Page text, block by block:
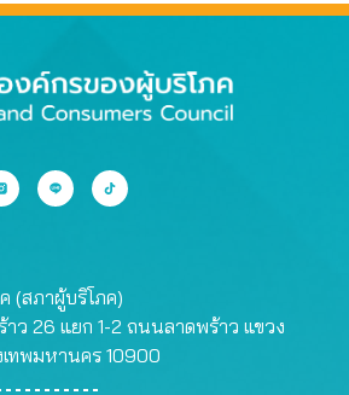
(สภาผู้บริโภค)
าว 26 แยก 1-2 ถนนลาดพร้าว แขวง
ทพมหานคร 10900